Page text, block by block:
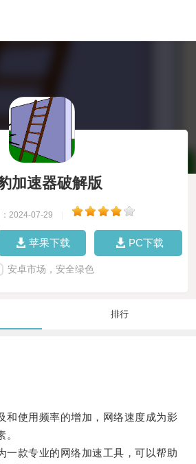
加速器破解版
2024-07-29
苹果下载 PC下载
安卓市场，安全绿色
排行
使用频率的增加，网络速度成为影
款专业的网络加速工具，可以帮助